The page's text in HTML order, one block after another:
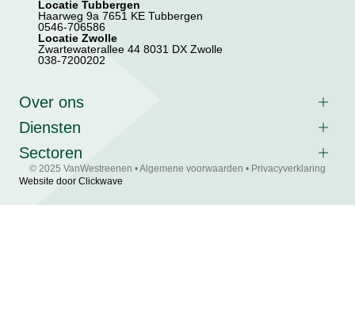
Locatie Tubbergen
Haarweg 9a 7651 KE Tubbergen
0546-706586
Locatie Zwolle
Zwartewaterallee 44 8031 DX Zwolle
038-7200202
Over ons
Diensten
Sectoren
Website door Clickwave
© 2025 VanWestreenen •Algemene voorwaarden • Privacyverklaring